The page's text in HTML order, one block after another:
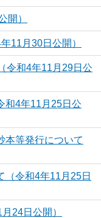
開）
11月30日公開）
令和4年11月29日公
和4年11月25日公
本等発行について
（令和4年11月25日
24日公開）